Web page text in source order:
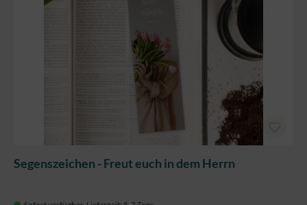
Segenszeichen - Freut euch in dem Herrn